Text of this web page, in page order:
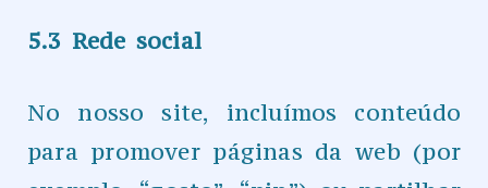
5.3 Rede social
No nosso site, incluímos conteúdo
para promover páginas da web (por